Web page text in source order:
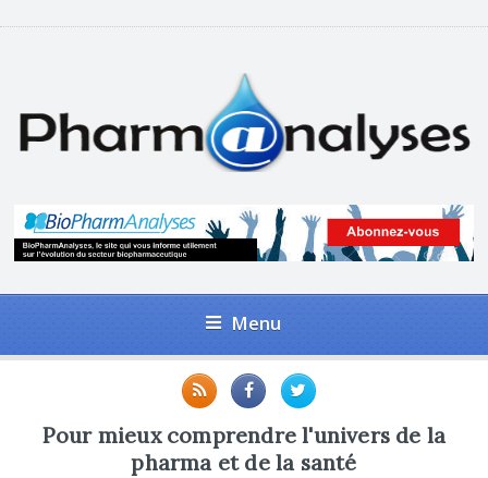
Menu
Pour mieux comprendre l'univers de la
pharma et de la santé